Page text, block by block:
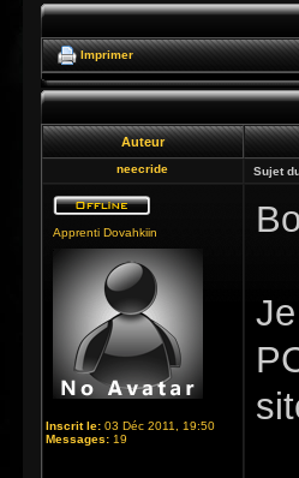
Imprimer
Auteur
neecride Sujet
Apprenti Dovahkiin
Inscrit le: 03 Déc 2011, 19:50
Messages: 19